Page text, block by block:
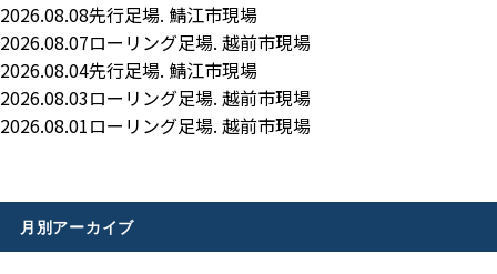
2026.08.08先行足場. 鯖江市現場
2026.08.07ローリング足場. 越前市現場
2026.08.04先行足場. 鯖江市現場
2026.08.03ローリング足場. 越前市現場
2026.08.01ローリング足場. 越前市現場
月別アーカイブ